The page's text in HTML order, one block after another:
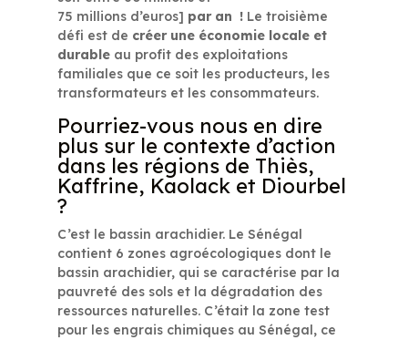
75 millions d’euros] par an ! Le troisième
défi est de créer une économie locale et
durable au profit des exploitations
familiales que ce soit les producteurs, les
transformateurs et les consommateurs.
Pourriez-vous nous en dire
plus sur le contexte d’action
dans les régions de Thiès,
Kaffrine, Kaolack et Diourbel
?
C’est le bassin arachidier. Le Sénégal
contient 6 zones agroécologiques dont le
bassin arachidier, qui se caractérise par la
pauvreté des sols et la dégradation des
ressources naturelles. C’était la zone test
pour les engrais chimiques au Sénégal, ce